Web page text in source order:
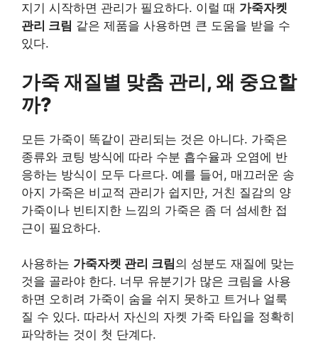
지기 시작하면 관리가 필요하다. 이럴 때 가죽자켓
관리 크림 같은 제품을 사용하면 큰 도움을 받을 수
있다.
가죽 재질별 맞춤 관리, 왜 중요할
까?
모든 가죽이 똑같이 관리되는 것은 아니다. 가죽은
종류와 코팅 방식에 따라 수분 흡수율과 오염에 반
응하는 방식이 모두 다르다. 예를 들어, 매끄러운 송
아지 가죽은 비교적 관리가 쉽지만, 거친 질감의 양
가죽이나 빈티지한 느낌의 가죽은 좀 더 섬세한 접
근이 필요하다.
사용하는 가죽자켓 관리 크림의 성분도 재질에 맞는
것을 골라야 한다. 너무 유분기가 많은 크림을 사용
하면 오히려 가죽이 숨을 쉬지 못하고 트거나 얼룩
질 수 있다. 따라서 자신의 자켓 가죽 타입을 정확히
파악하는 것이 첫 단계다.